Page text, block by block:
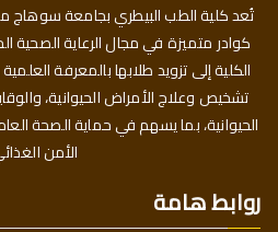
تُعد كلية الطب البيطري بجامعة سوهاج
كوادر متميزة في مجال الرعاية الصحية
الكلية إلى تزويد طلابها بالمعرفة
تشخيص وعلاج الأمراض الحيوانية،
الحيوانية، بما يسهم في حماية الصحة
الأمن
روابط هامة